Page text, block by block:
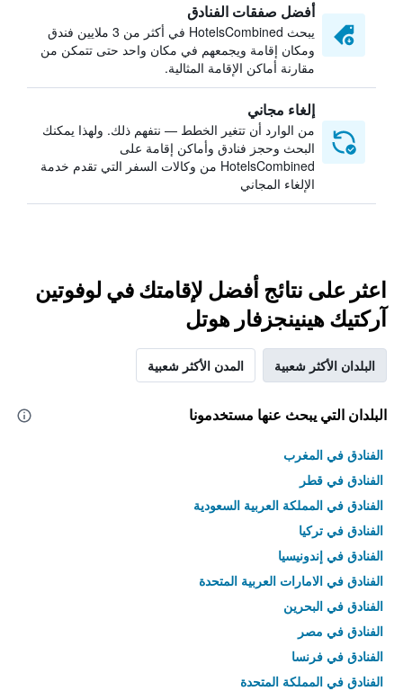
أفضل صفقات الفنادق
يبحث HotelsCombined في أكثر من 3 ملايين فندق
ومكان إقامة ويجمعهم في مكان واحد حتى تتمكن من
مقارنة أماكن الإقامة المثالية.
إلغاء مجاني
من الوارد أن تتغير الخطط — نتفهم ذلك. ولهذا يمكنك
البحث وحجز فنادق وأماكن إقامة على
HotelsCombined من وكالات السفر التي تقدم خدمة
الإلغاء المجاني
اعثر على نتائج أفضل لإقامتك في لوفوتين
آركتيك هينينجزفار هوتل
البلدان الأكثر شعبية المدن الأكثر شعبية
البلدان التي يبحث عنها مستخدمونا
الفنادق في المغرب
الفنادق في قطر
الفنادق في المملكة العربية السعودية
الفنادق في تركيا
الفنادق في إندونيسيا
الفنادق في الامارات العربية المتحدة
الفنادق في البحرين
الفنادق في مصر
الفنادق في فرنسا
الفنادق في المملكة المتحدة